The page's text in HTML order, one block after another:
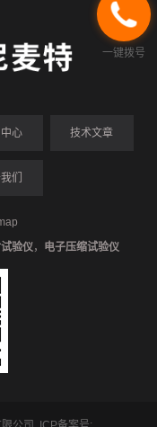
心 技术文章
们
验仪， 电子压缩试验仪
一键拨号